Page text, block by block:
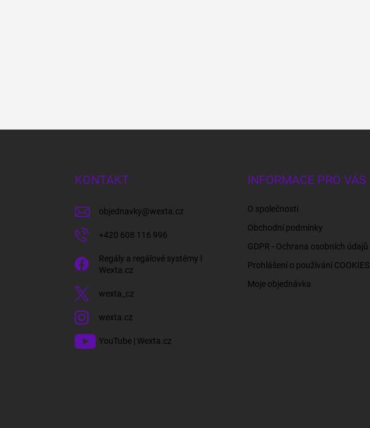
KONTAKT
objednavky@wexta.cz
+420 608 116 996
Regály a regálové systémy l
Wexta.cz
wexta_cz
wexta.cz
YouTube | Wexta.cz
INFORMACE PRO VÁS
O společnosti
Obchodní podmínky
GDPR - Ochrana osobních údajů
Prohlášení o používání COOKIES
Moje objednávka